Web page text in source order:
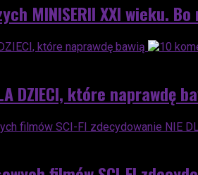
MINISERII XXI wieku.
DZIECI, które naprawdę